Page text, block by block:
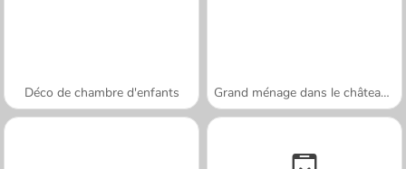
Déco de chambre d'enfants Grand ménage dans le château de glace